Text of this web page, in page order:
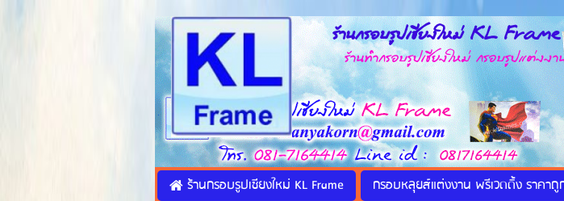
ร้านกรอบรูปเชียงใหม่ KL Frame
ร้านทำกรอบรูปเชียงใหม่ กรอบรูปแต่งง
ร้านกรอบรูปเชียงใหม่ KL Frame กรอบหลุยส์แต่งงาน พรีเวดดิ้ง ราคาถู